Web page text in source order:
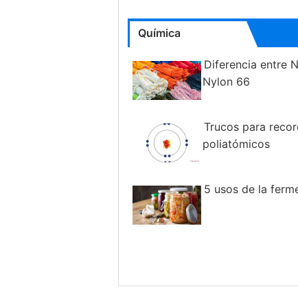
Química
Diferencia entre
Nylon 66
Trucos para
poliatómicos
5 usos de la